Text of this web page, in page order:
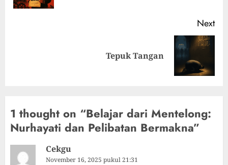
Next
Tepuk Tangan
1 thought on “Belajar dari Mentelong:
Nurhayati dan Pelibatan Bermakna”
Cekgu
November 16, 2025 pukul 21:31